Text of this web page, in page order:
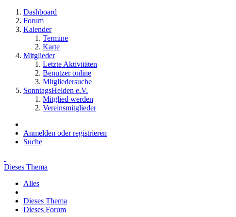
Dashboard
Forum
Kalender
Termine
Karte
Mitglieder
Letzte Aktivitäten
Benutzer online
Mitgliedersuche
SonntagsHelden e.V.
Mitglied werden
Vereinsmitglieder
Anmelden oder registrieren
Suche
Dieses Thema
Alles
Dieses Thema
Dieses Forum